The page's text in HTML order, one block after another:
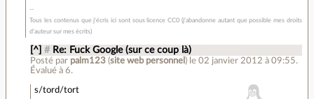
Tous les contenus que j'écris ici sont sous licence CC0 (j'abandonne autant que possible mes droits
d'auteur sur mes écrits)
[^] # Re: Fuck Google (sur ce coup là)
Posté par palm123(site web personnel ) le 02 janvier 2012 à 09:55.
Évalué à 6.
s/tord/tort